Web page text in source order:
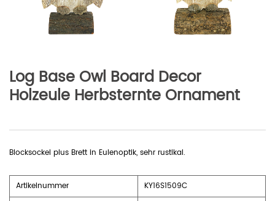
Log Base Owl Board Decor
Holzeule Herbsternte Ornament
Blocksockel plus Brett in Eulenoptik, sehr rustikal.
Artikelnummer
KY16S1509C